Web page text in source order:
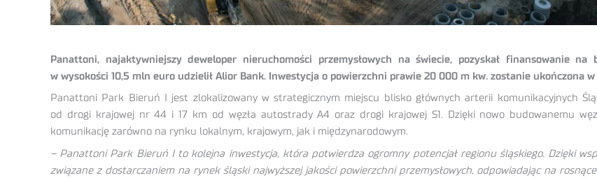
Panattoni, najaktywniejszy deweloper nieruchomości przemysłowych na świecie, pozyskał finansowanie
w wysokości 10,5 mln euro udzielił Alior Bank. Inwestycja o powierzchni prawie 20 000 m kw. zostanie ukończona
Panattoni Park Bieruń I jest zlokalizowany w strategicznym miejscu blisko głównych arterii komunikacyjnych
od drogi krajowej nr 44 i 17 km od węzła autostrady A4 oraz drogi krajowej S1. Dzięki nowo budowanemu
komunikację zarówno na rynku lokalnym, krajowym, jak i międzynarodowym.
– Panattoni Park Bieruń I to kolejna inwestycja, która potwierdza ogromny potencjał regionu śląskiego. Dzięki
związane z dostarczaniem na rynek śląski najwyższej jakości powierzchni przemysłowych, odpowiadając na